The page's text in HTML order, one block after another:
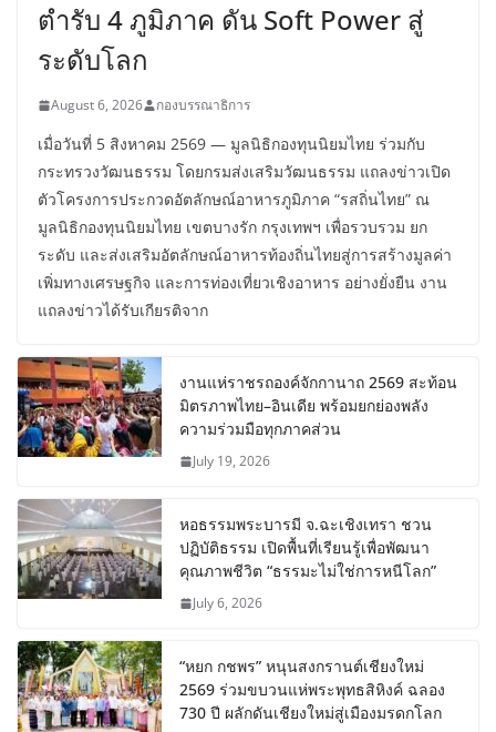
ตำรับ 4 ภูมิภาค ดัน Soft Power สู่
ระดับโลก
August 6, 2026 กองบรรณาธิการ
เมื่อวันที่ 5 สิงหาคม 2569 — มูลนิธิกองทุนนิยมไทย ร่วมกับ
กระทรวงวัฒนธรรม โดยกรมส่งเสริมวัฒนธรรม แถลงข่าวเปิด
ตัวโครงการประกวดอัตลักษณ์อาหารภูมิภาค “รสถิ่นไทย” ณ
มูลนิธิกองทุนนิยมไทย เขตบางรัก กรุงเทพฯ เพื่อรวบรวม ยก
ระดับ และส่งเสริมอัตลักษณ์อาหารท้องถิ่นไทยสู่การสร้างมูลค่า
เพิ่มทางเศรษฐกิจ และการท่องเที่ยวเชิงอาหาร อย่างยั่งยืน งาน
แถลงข่าวได้รับเกียรติจาก
งานแห่ราชรถองค์จักกานาถ 2569 สะท้อน
มิตรภาพไทย–อินเดีย พร้อมยกย่องพลัง
ความร่วมมือทุกภาคส่วน
July 19, 2026
หอธรรมพระบารมี จ.ฉะเชิงเทรา ชวน
ปฏิบัติธรรม เปิดพื้นที่เรียนรู้เพื่อพัฒนา
คุณภาพชีวิต “ธรรมะไม่ใช่การหนีโลก”
July 6, 2026
“หยก กชพร” หนุนสงกรานต์เชียงใหม่
2569 ร่วมขบวนแห่พระพุทธสิหิงค์ ฉลอง
730 ปี ผลักดันเชียงใหม่สู่เมืองมรดกโลก